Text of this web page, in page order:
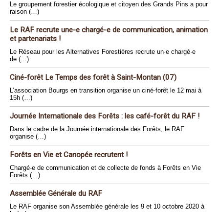
Le groupement forestier écologique et citoyen des Grands Pins a pour
raison (…)
Le RAF recrute une-e chargé-e de communication, animation
et partenariats !
Le Réseau pour les Alternatives Forestières recrute un·e chargé·e
de (…)
Ciné-forêt Le Temps des forêt à Saint-Montan (07)
L’association Bourgs en transition organise un ciné-forêt le 12 mai à
15h (…)
Journée Internationale des Forêts : les café-forêt du RAF !
Dans le cadre de la Journée internationale des Forêts, le RAF
organise (…)
Forêts en Vie et Canopée recrutent !
Chargé-e de communication et de collecte de fonds à Forêts en Vie
Forêts (…)
Assemblée Générale du RAF
Le RAF organise son Assemblée générale les 9 et 10 octobre 2020 à